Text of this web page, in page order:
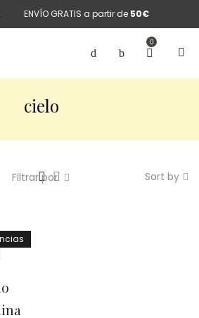
ENVÍO GRATIS a partir de 50€
0
cielo
Sort by
Filtrar por